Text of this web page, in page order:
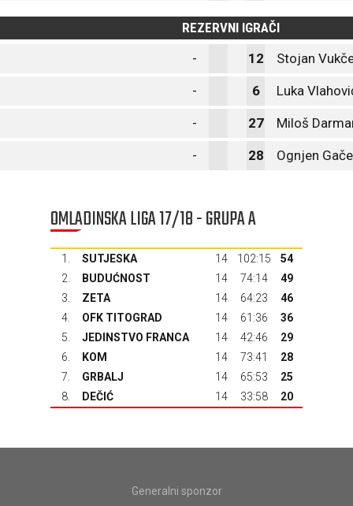
REZERVNI IGRAČI
-
12 Stojan
- 6 Luka
- 27 Miloš
- 28 Ognjen
OMLADINSKA LIGA 17/18 - GRUPA A
1. SUTJESKA 14 102:15
54
2.
BUDUĆNOST 14 74:14
49
3.
ZETA 14 64:23
46
4.
OFK TITOGRAD 14 61:36
36
5.
JEDINSTVO FRANCA 14 42:46
29
6.
KOM 14 73:41
28
7.
GRBALJ 14 65:53
25
8.
DEČIĆ 14 33:58 20
Generalni sponzor